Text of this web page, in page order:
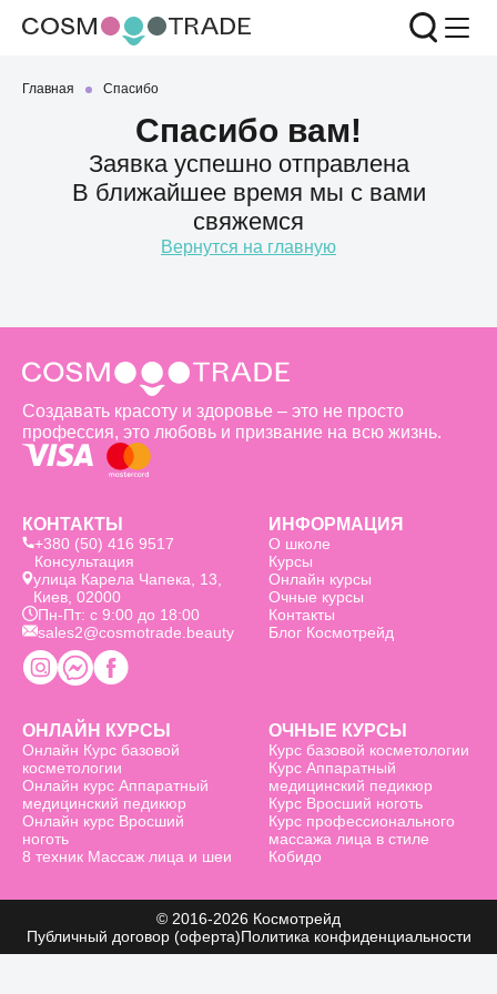
Главная Спасибо
Спасибо вам!
Заявка успешно отправлена
В ближайшее время мы с вами
свяжемся
Вернутся на главную
Создавать красоту и здоровье – это не просто
профессия, это любовь и призвание на всю жизнь.
КОНТАКТЫ
+380 (50) 416 9517
Консультация
улица Карела Чапека, 13,
Киев, 02000
Пн-Пт: с 9:00 до 18:00
sales2@cosmotrade.beauty
ИНФОРМАЦИЯ
О школе
Курсы
Онлайн курсы
Очные курсы
Контакты
Блог Космотрейд
ОНЛАЙН КУРСЫ
Онлайн Курс базовой
косметологии
Онлайн курс Аппаратный
медицинский педикюр
Онлайн курс Вросший
ноготь
8 техник Массаж лица и шеи
ОЧНЫЕ КУРСЫ
Курс базовой косметологии
Курс Аппаратный
медицинский педикюр
Курс Вросший ноготь
Курс профессионального
массажа лица в стиле
Кобидо
© 2016-2026 Космотрейд
Публичный договор (оферта)Политика конфиденциальности